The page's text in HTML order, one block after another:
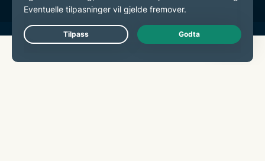
Live Chat